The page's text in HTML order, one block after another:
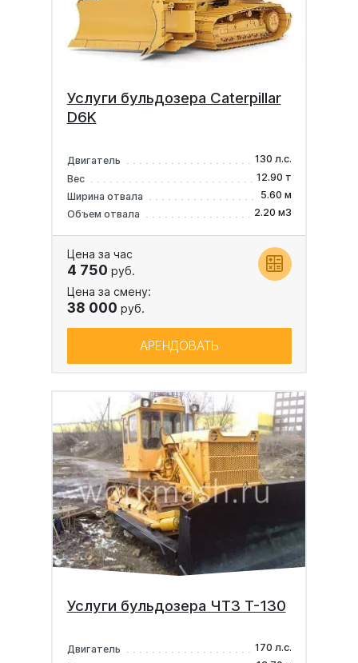
Услуги бульдозера Caterpillar
D6K
Двигатель
130 л.с.
Вес
12.90 т
Ширина отвала
5.60 м
Объем отвала
2.20 м3
Цена за час
4 750 руб.
Цена за смену:
38 000 руб.
АРЕНДОВАТЬ
Услуги бульдозера ЧТЗ Т-130
Двигатель
170 л.с.